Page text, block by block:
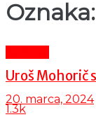
Oznaka:
Uroš Mohorič
20. marca, 2024
1.3k